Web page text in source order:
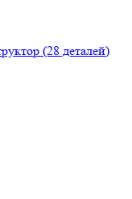
(28 деталей)